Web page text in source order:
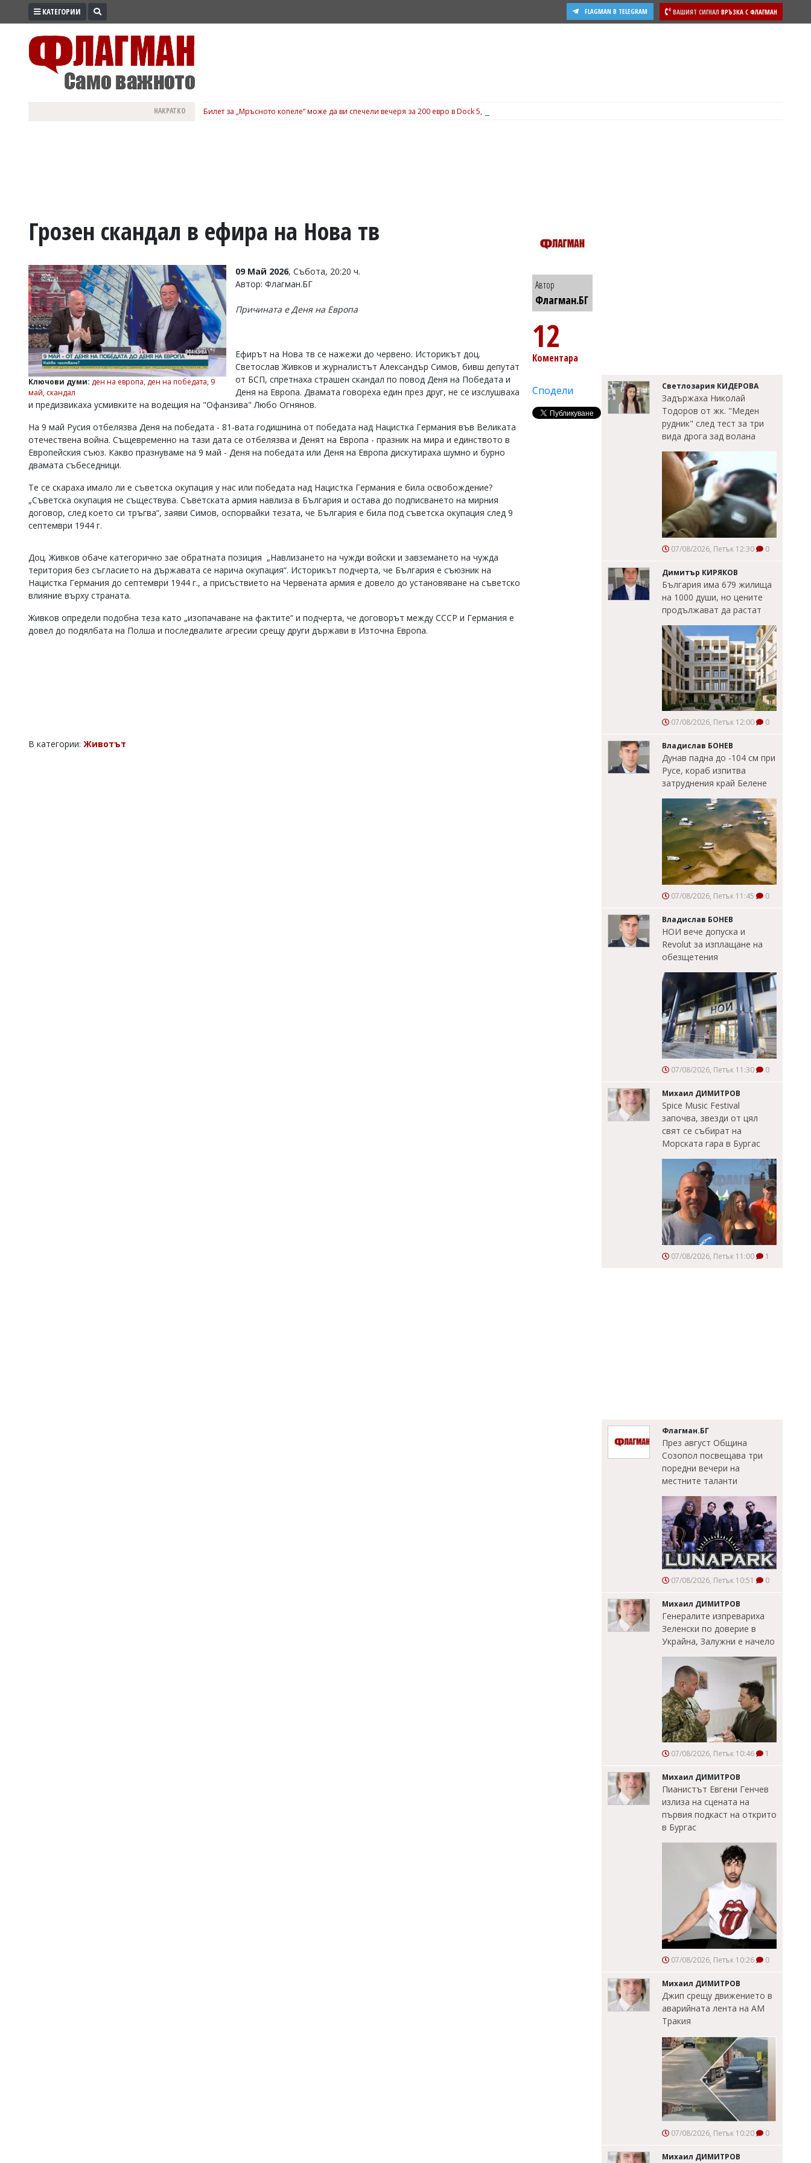
ПРОМО
ВОЙНАТА
УКРАЙНА
СПОРТ
РАЗСЛЕДВАНЕ
БИЗНЕС
Управители:
Веселин
Василев,
v.vasilev@flagman.bg
Касабова,
k.kassabova@flagman.bg
редактор:
office@flagman.bg
Коментарите
статиите
въвеждат
читателите
КАТЕГОРИИ ВАШИЯТ СИГНАЛ ВРЪЗКА С ФЛАГМАН
FLAGMAN В TELEGRAM
НАКРАТКО Билет за „Мръсното копеле“ може да ви спечели вечеря за 200 евро в Dock 5, вижте подробности
Грозен скандал в ефира на Нова тв
Ключови думи: ден на европа, ден на победата, 9
май, скандал
09 Май 2026, Събота, 20:20 ч.
Автор: Флагман.БГ
Причината е Деня на Европа
Ефирът на Нова тв се нажежи до червено. Историкът доц.
Светослав Живков и журналистът Александър Симов, бивш депутат
от БСП, спретнаха страшен скандал по повод Деня на Победата и
Деня на Европа. Двамата говореха един през друг, не се изслушваха
и предизвикаха усмивките на водещия на "Офанзива" Любо Огнянов.
На 9 май Русия отбелязва Деня на победата - 81-вата годишнина от победата над Нацистка Германия във Великата
отечествена война. Същевременно на тази дата се отбелязва и Денят на Европа - празник на мира и единството в
Европейския съюз. Какво празнуваме на 9 май - Деня на победата или Деня на Европа дискутираха шумно и бурно
двамата събеседници.
Те се скараха имало ли е съветска окупация у нас или победата над Нацистка Германия е била освобождение?
„Съветска окупация не съществува. Съветската армия навлиза в България и остава до подписването на мирния
договор, след което си тръгва“, заяви Симов, оспорвайки тезата, че България е била под съветска окупация след 9
септември 1944 г.
Доц. Живков обаче категорично зае обратната позиция „Навлизането на чужди войски и завземането на чужда
територия без съгласието на държавата се нарича окупация“. Историкът подчерта, че България е съюзник на
Нацистка Германия до септември 1944 г., а присъствието на Червената армия е довело до установяване на съветско
влияние върху страната.
Живков определи подобна теза като „изопачаване на фактите“ и подчерта, че договорът между СССР и Германия е
довел до подялбата на Полша и последвалите агресии срещу други държави в Източна Европа.
В категории: Животът
Автор
Флагман.БГ
12
Коментара
Сподели Светлозария КИДЕРОВА
Задържаха Николай
Тодоров от жк. "Меден
рудник" след тест за три
вида дрога зад волана
07/08/2026, Петък 12:30 0
Димитър КИРЯКОВ
България има 679 жилища
на 1000 души, но цените
продължават да растат
07/08/2026, Петък 12:00 0
Владислав БОНЕВ
Дунав падна до -104 см при
Русе, кораб изпитва
затруднения край Белене
07/08/2026, Петък 11:45 0
Владислав БОНЕВ
НОИ вече допуска и
Revolut за изплащане на
обезщетения
07/08/2026, Петък 11:30 0
Михаил ДИМИТРОВ
Spice Music Festival
започва, звезди от цял
свят се събират на
Морската гара в Бургас
07/08/2026, Петък 11:00 1
Флагман.БГ
През август Община
Созопол посвещава три
поредни вечери на
местните таланти
07/08/2026, Петък 10:51 0
Михаил ДИМИТРОВ
Генералите изпревариха
Зеленски по доверие в
Украйна, Залужни е начело
07/08/2026, Петък 10:46 1
Михаил ДИМИТРОВ
Пианистът Евгени Генчев
излиза на сцената на
първия подкаст на открито
в Бургас
07/08/2026, Петък 10:26 0
Михаил ДИМИТРОВ
Джип срещу движението в
аварийната лента на АМ
Тракия
07/08/2026, Петък 10:20 0
Михаил ДИМИТРОВ